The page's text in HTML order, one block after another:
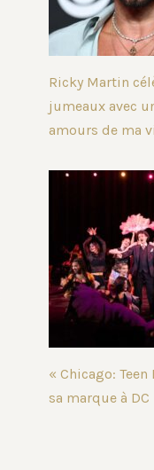
Ricky Martin
jumeaux avec
amours de ma
« Chicago:
sa marque à DC